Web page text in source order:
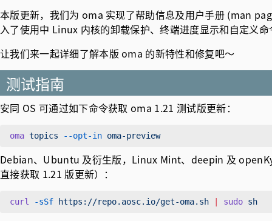
本版更新，我们为 oma 实现了帮助信息及用户手册 (man
入了使用中 Linux 内核的卸载保护、终端进度显示和自定义
让我们来一起详细了解本版 oma 的新特性和修复吧～
测试指南
安同 OS 可通过如下命令获取 oma 1.21 测试版更新：
oma topics --opt-in
Debian、Ubuntu 及衍生版，Linux Mint、deepin 及
直接获取 1.21 版更新）：
curl -sSf https://repo.aosc.io/get-oma.sh sudo